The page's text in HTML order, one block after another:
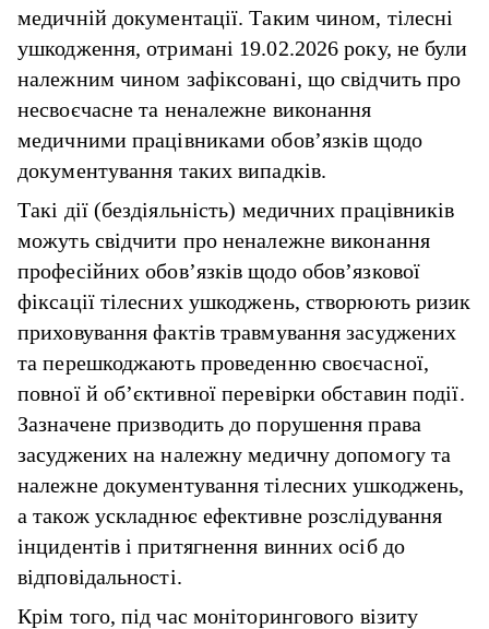
медичній документації. Таким чином, тілесні
ушкодження, отримані 19.02.2026 року, не були
належним чином зафіксовані, що свідчить про
несвоєчасне та неналежне виконання
медичними працівниками обов’язків щодо
документування таких випадків.
Такі дії (бездіяльність) медичних працівників
можуть свідчити про неналежне виконання
професійних обов’язків щодо обов’язкової
фіксації тілесних ушкоджень, створюють ризик
приховування фактів травмування засуджених
та перешкоджають проведенню своєчасної,
повної й об’єктивної перевірки обставин події.
Зазначене призводить до порушення права
засуджених на належну медичну допомогу та
належне документування тілесних ушкоджень,
а також ускладнює ефективне розслідування
інцидентів і притягнення винних осіб до
відповідальності.
Крім того, під час моніторингового візиту